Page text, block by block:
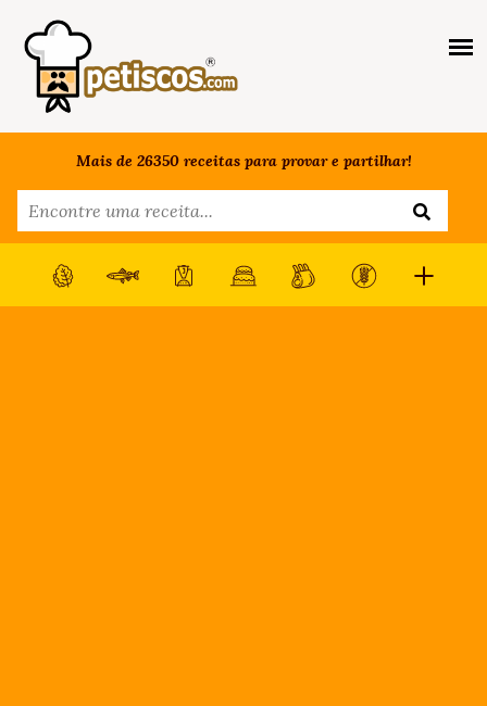
Mais de 26350 receitas para provar e partilhar!